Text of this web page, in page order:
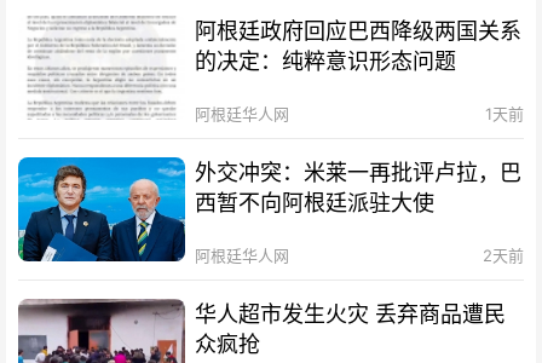
阿根廷政府回应巴西降级两国关系
的决定：纯粹意识形态问题
阿根廷华人网 1天前
外交冲突：米莱一再批评卢拉，巴
西暂不向阿根廷派驻大使
阿根廷华人网 2天前
华人超市发生火灾 丢弃商品遭民
众疯抢